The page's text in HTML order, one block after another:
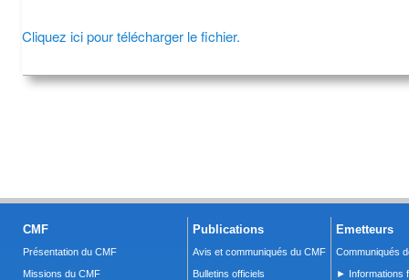
Cliquez ici pour télécharger le fichier.
CMF
Présentation du CMF
Missions du CMF
Publications
Avis et communiqués du CMF
Bulletins officiels
Emetteurs
Communiqués
► Informations